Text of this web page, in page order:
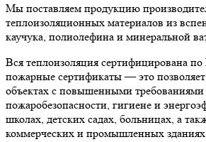
Мы поставляем продукцию
теплоизоляционных материалов из
каучука, полиолефина и минеральной
Вся теплоизоляция сертифицирована
пожарные сертификаты — это
объектах с повышенными требованиями
пожаробезопасности, гигиене и
школах, детских садах, больницах, а
коммерческих и промышленных